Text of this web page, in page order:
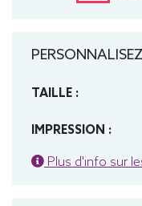
TAILLE :
IMPRESSION :
Plus d'info sur